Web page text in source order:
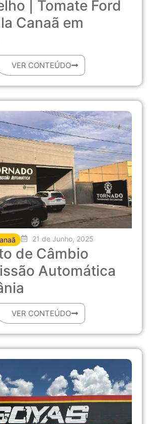
| Tomate Ford
Canaã em
VER CONTEÚDO
21 de Junho, 2025
de Câmbio
Automática
VER CONTEÚDO